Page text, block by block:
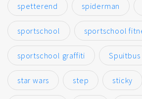
spetterend spiderman
sportschool sportschool
sportschool graffiti Spuitbus
star wars step sticky